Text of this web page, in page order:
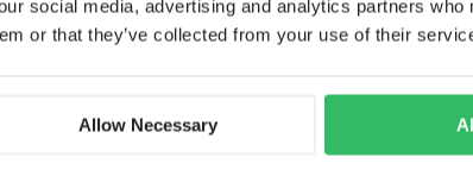
social media, advertising and analytics partners who
or that they’ve collected from your use of their
Allow Necessary
bonnes bières, excellent café et